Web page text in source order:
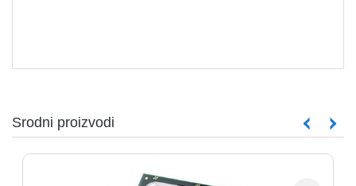
Srodni proizvodi